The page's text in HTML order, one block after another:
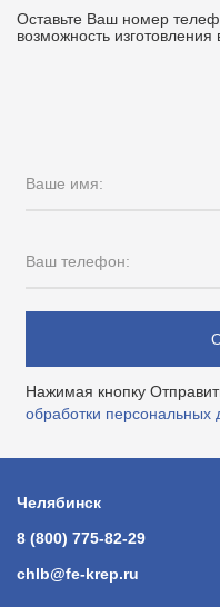
Оставьте Ваш номер
возможность изготовления
Ваше имя:
Ваш телефон:
Нажимая кнопку
обработки персональных
Челябинск
8 (800) 775-82-29
chlb@fe-krep.ru